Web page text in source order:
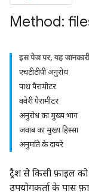
Method:
इस पेज पर, यह
एचटीटीपी अनुरोध
पाथ पैरामीटर
क्वेरी पैरामीटर
अनुरोध का मुख्य भाग
जवाब का मुख्य हिस्सा
अनुमति के दायरे
ट्रैश से किसी फ़ाइल
उपयोगकर्ता के पास